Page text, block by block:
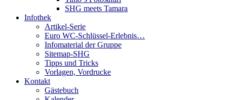
SHG meets Tamara
Infothek
Artikel-Serie
Euro WC-Schlüssel-Erlebnis…
Infomaterial der Gruppe
Sitemap-SHG
Tipps und Tricks
Vorlagen, Vordrucke
Kontakt
Gästebuch